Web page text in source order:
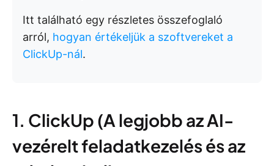
Itt található egy részletes összefoglaló
arról, hogyan értékeljük a szoftvereket a
ClickUp-nál.
1. ClickUp (A legjobb az AI-
vezérelt feladatkezelés és az